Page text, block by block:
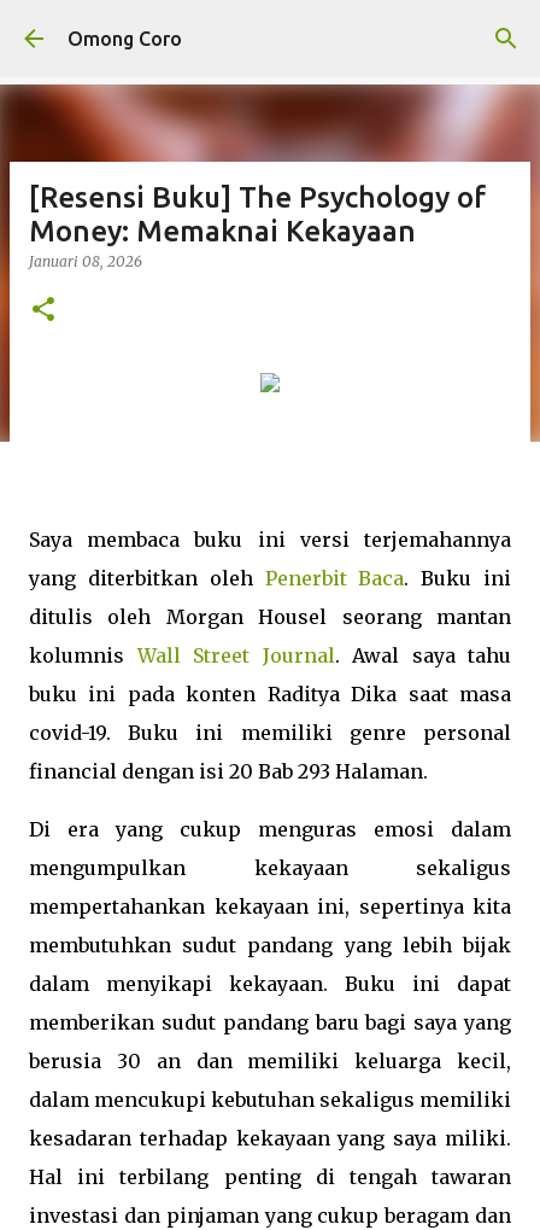
Langsung ke konten utama
Omong Coro
[Resensi Buku] The Psychology of
Money: Memaknai Kekayaan
Januari 08, 2026
Saya membaca buku ini versi terjemahannya
yang diterbitkan oleh Penerbit Baca. Buku ini
ditulis oleh Morgan Housel seorang mantan
kolumnisWall Street Journal. Awal saya tahu
buku ini pada konten Raditya Dika saat masa
covid-19. Buku ini memiliki genre personal
financial dengan isi 20 Bab 293 Halaman.
Di era yang cukup menguras emosi dalam
mengumpulkan kekayaan sekaligus
mempertahankan kekayaan ini, sepertinya kita
membutuhkan sudut pandang yang lebih bijak
dalam menyikapi kekayaan. Buku ini dapat
memberikan sudut pandang baru bagi saya yang
berusia 30 an dan memiliki keluarga kecil,
dalam mencukupi kebutuhan sekaligus memiliki
kesadaran terhadap kekayaan yang saya miliki.
Hal ini terbilang penting di tengah tawaran
investasi dan pinjaman yang cukup beragam dan